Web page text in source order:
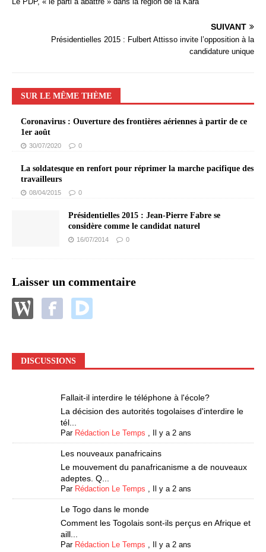
SUIVANT
Présidentielles 2015 : Fulbert Attisso invite l’opposition à la
candidature unique
SUR LE MÊME THÈME
Coronavirus : Ouverture des frontières aériennes à partir de ce
1er août
30/07/2020 0
La soldatesque en renfort pour réprimer la marche pacifique des
travailleurs
08/04/2015 0
Présidentielles 2015 : Jean-Pierre Fabre se
considère comme le candidat naturel
16/07/2014 0
Laisser un commentaire
DISCUSSIONS
Fallait-il interdire le téléphone à l'école?
La décision des autorités togolaises d'interdire le
tél...
Par Rédaction Le Temps , Il y a 2 ans
Les nouveaux panafricains
Le mouvement du panafricanisme a de nouveaux
adeptes. Q...
Par Rédaction Le Temps , Il y a 2 ans
Le Togo dans le monde
Comment les Togolais sont-ils perçus en Afrique et
aill...
Par Rédaction Le Temps , Il y a 2 ans